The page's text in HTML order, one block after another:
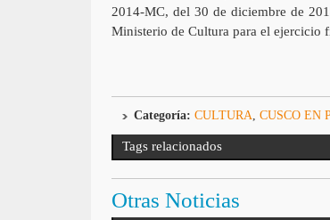
2014-MC, del 30 de diciembre de
Ministerio de Cultura para el ejercicio
Categoría: CULTURA CUSCO EN
Tags relacionados
Otras Noticias